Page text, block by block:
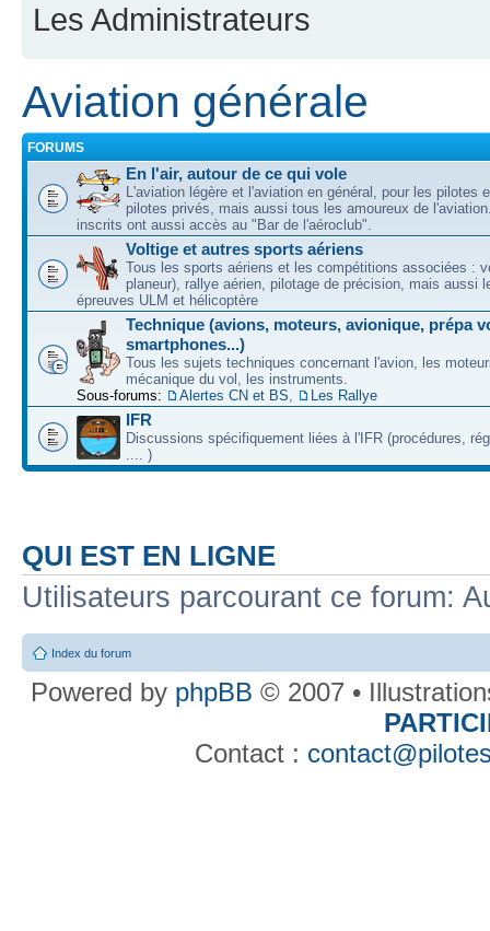
Les Administrateurs
Aviation générale
FORUMS
En l'air, autour de ce qui vole
L'aviation légère et l'aviation en général, pour les pilotes
pilotes privés, mais aussi tous les amoureux de
inscrits ont aussi accès au "Bar de l'aéroclub".
Voltige et autres sports aériens
Tous les sports aériens et les compétitions associées :
planeur), rallye aérien, pilotage de précision, mais aussi
épreuves ULM et hélicoptère
Technique (avions, moteurs, avionique, prépa
smartphones...)
Tous les sujets techniques concernant l'avion, les
mécanique du vol, les instruments.
Sous-forums:
Alertes CN et BS, Les Rallye
IFR
Discussions spécifiquement liées à l'IFR (procédures,
.... )
QUI EST EN LIGNE
Utilisateurs parcourant ce forum:
Index du forum
Powered by phpBB © 2007 •
Contact :